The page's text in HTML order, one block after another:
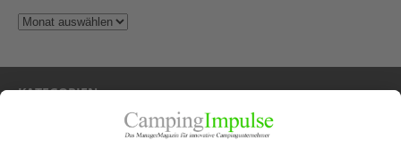
KATEGORIEN